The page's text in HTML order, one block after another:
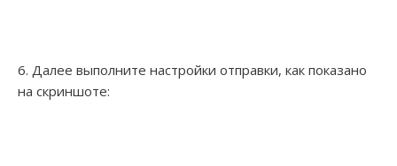
6. Далее выполните настройки отправки, как показано
на скриншоте: